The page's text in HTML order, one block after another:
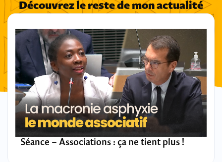
Découvrez le reste de mon actualité
Séance – Associations : ça ne tient plus !